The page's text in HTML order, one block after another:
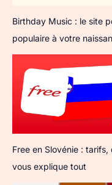
Birthday Music : le site
populaire à votre
Free en Slovénie :
vous explique tout